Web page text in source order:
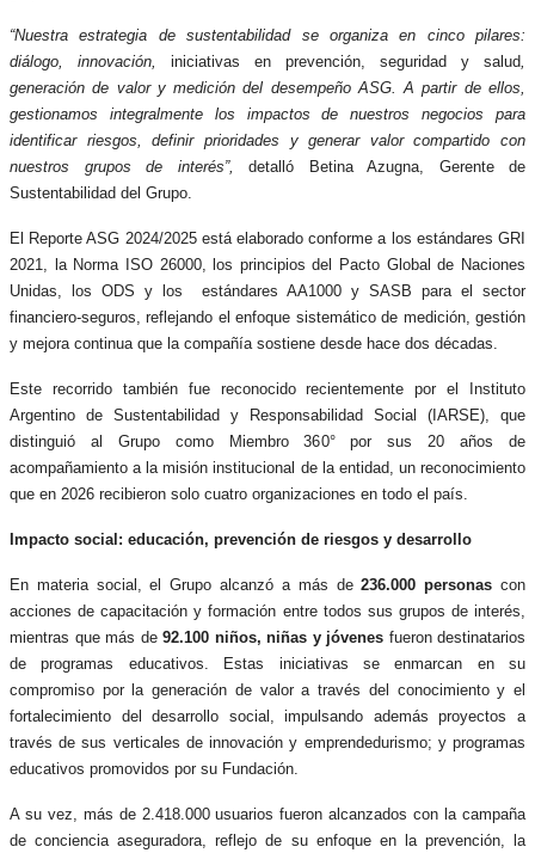
“Nuestra estrategia de sustentabilidad se organiza en cinco pilares:
diálogo, innovación, iniciativas en prevención, seguridad y salud
generación de valor y medición del desempeño ASG. A partir de ellos,
gestionamos integralmente los impactos de nuestros negocios para
identificar riesgos, definir prioridades y generar valor compartido con
nuestros grupos de interés”,
detalló Betina Azugna, Gerente de
Sustentabilidad del Grupo.
El Reporte ASG 2024/2025 está elaborado conforme a los estándares GRI
2021, la Norma ISO 26000, los principios del Pacto Global de Naciones
Unidas, los ODS y los estándares AA1000 y SASB para el sector
financiero-seguros, reflejando el enfoque sistemático de medición, gestión
y mejora continua que la compañía sostiene desde hace dos décadas.
Este recorrido también fue reconocido recientemente por el Instituto
Argentino de Sustentabilidad y Responsabilidad Social (IARSE), que
distinguió al Grupo como Miembro 360° por sus 20 años de
acompañamiento a la misión institucional de la entidad, un reconocimiento
que en 2026 recibieron solo cuatro organizaciones en todo el país.
Impacto social: educación, prevención de riesgos y desarrollo
En materia social, el Grupo alcanzó a más de236.000 personas con
acciones de capacitación y formación entre todos sus grupos de interés,
mientras que más de 92.100 niños, niñas y jóvenes fueron destinatarios
de programas educativos. Estas iniciativas se enmarcan en su
compromiso por la generación de valor a través del conocimiento y el
fortalecimiento del desarrollo social, impulsando además proyectos a
través de sus verticales de innovación y emprendedurismo; y programas
educativos promovidos por su Fundación.
A su vez, más de 2.418.000 usuarios fueron alcanzados con la campaña
de conciencia aseguradora, reflejo de su enfoque en la prevención, la